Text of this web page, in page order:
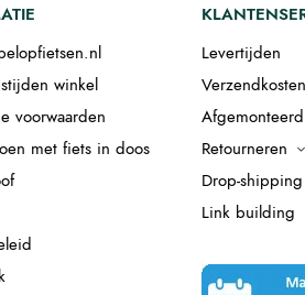
winkel
voorwaarden
met fiets in doos
Levertijden
Verzendkosten
Retourneren
Drop-shipping
Link building